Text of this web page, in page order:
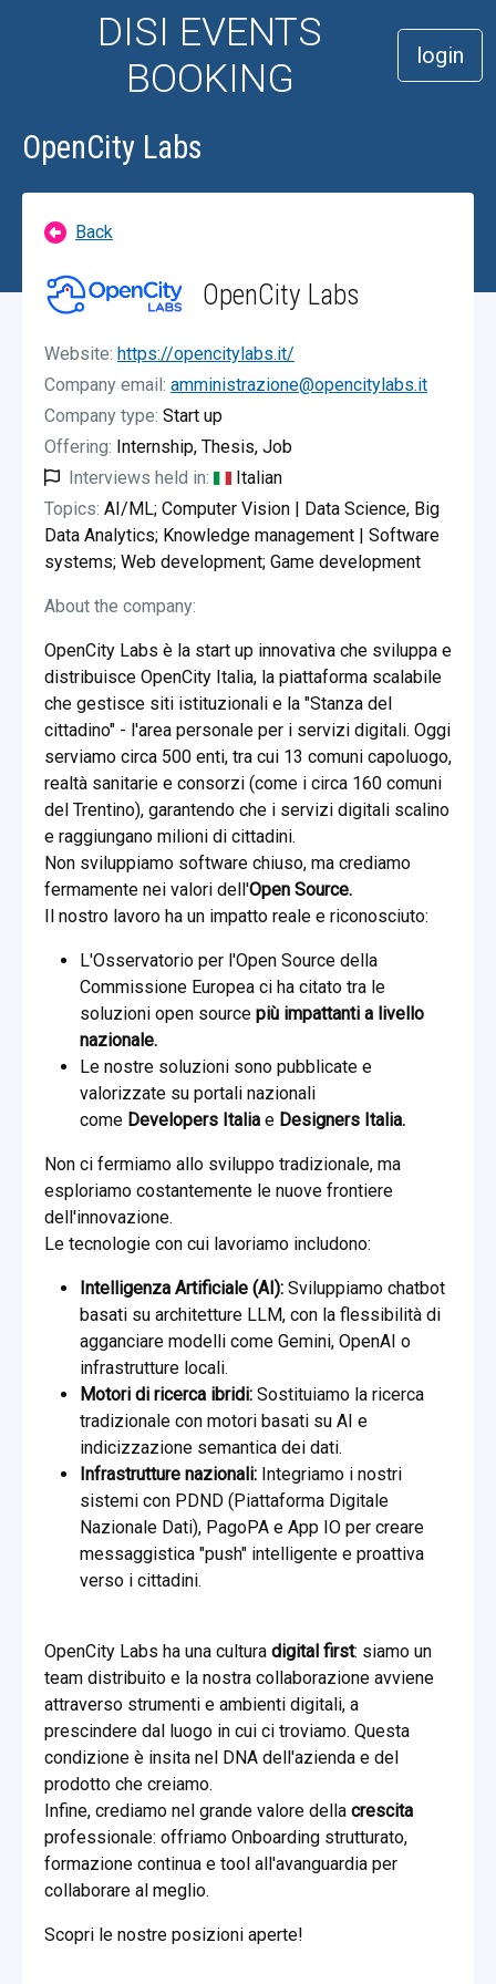
DISI EVENTS
BOOKING
login
OpenCity Labs
Back
OpenCity Labs
Website: https://opencitylabs.it/
Company email: amministrazione@opencitylabs.it
Company type: Start up
Offering: Internship, Thesis, Job
Interviews held in:
Italian
Topics: AI/ML; Computer Vision | Data Science, Big
Data Analytics; Knowledge management | Software
systems; Web development; Game development
About the company:
OpenCity Labs è la start up innovativa che sviluppa e
distribuisce OpenCity Italia, la piattaforma scalabile
che gestisce siti istituzionali e la "Stanza del
cittadino" - l'area personale per i servizi digitali. Oggi
serviamo circa 500 enti, tra cui 13 comuni capoluogo,
realtà sanitarie e consorzi (come i circa 160 comuni
del Trentino), garantendo che i servizi digitali scalino
e raggiungano milioni di cittadini.
Non sviluppiamo software chiuso, ma crediamo
fermamente nei valori dell'Open Source.
Il nostro lavoro ha un impatto reale e riconosciuto:
L'Osservatorio per l'Open Source della
Commissione Europea ci ha citato tra le
soluzioni open source più impattanti a livello
nazionale.
Le nostre soluzioni sono pubblicate e
valorizzate su portali nazionali
come Developers Italia e Designers Italia.
Non ci fermiamo allo sviluppo tradizionale, ma
esploriamo costantemente le nuove frontiere
dell'innovazione.
Le tecnologie con cui lavoriamo includono:
Intelligenza Artificiale (AI): Sviluppiamo chatbot
basati su architetture LLM, con la flessibilità di
agganciare modelli come Gemini, OpenAI o
infrastrutture locali.
Motori di ricerca ibridi: Sostituiamo la ricerca
tradizionale con motori basati su AI e
indicizzazione semantica dei dati.
Infrastrutture nazionali: Integriamo i nostri
sistemi con PDND (Piattaforma Digitale
Nazionale Dati), PagoPA e App IO per creare
messaggistica "push" intelligente e proattiva
verso i cittadini.
OpenCity Labs ha una cultura digital first: siamo un
team distribuito e la nostra collaborazione avviene
attraverso strumenti e ambienti digitali, a
prescindere dal luogo in cui ci troviamo. Questa
condizione è insita nel DNA dell'azienda e del
prodotto che creiamo.
Infine, crediamo nel grande valore della crescita
professionale: offriamo Onboarding strutturato,
formazione continua e tool all'avanguardia per
collaborare al meglio.
Scopri le nostre posizioni aperte!